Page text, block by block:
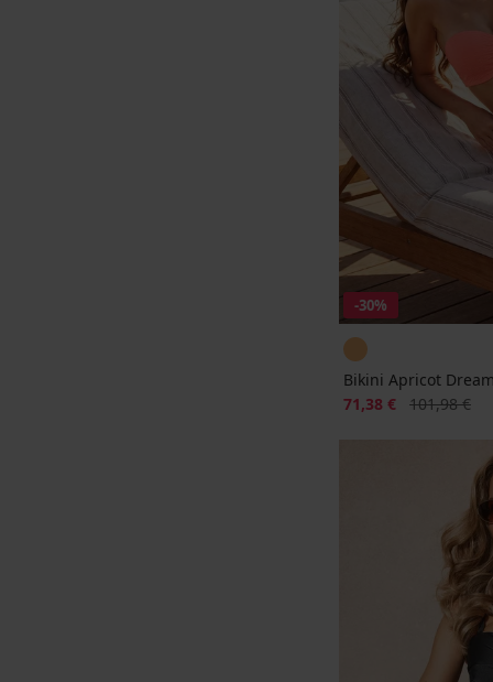
-30%
Bikini Apricot
Korting
71,38 € 101,98 €